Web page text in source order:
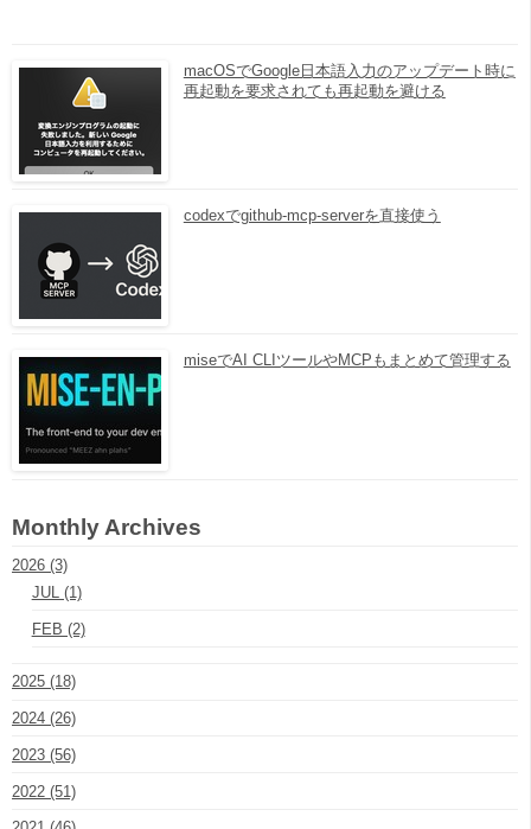
macOSでGoogle日本語入力のアップデート時に
再起動を要求されても再起動を避ける
codexでgithub-mcp-serverを直接使う
miseでAI CLIツールやMCPもまとめて管理する
Monthly Archives
2026 (3)
JUL (1)
FEB (2)
2025 (18)
2024 (26)
2023 (56)
2022 (51)